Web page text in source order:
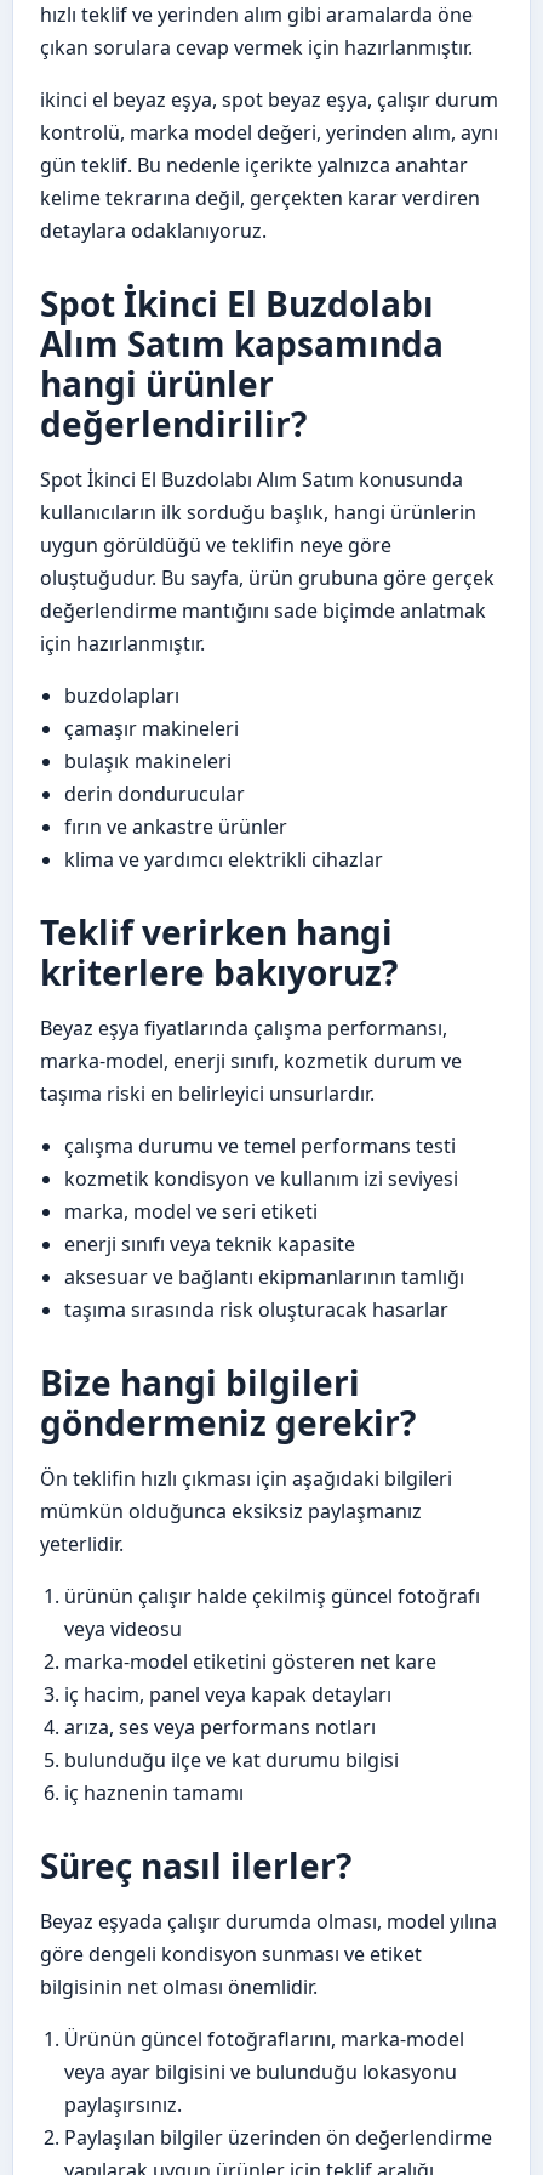
hızlı teklif ve yerinden alım gibi aramalarda öne
çıkan sorulara cevap vermek için hazırlanmıştır.
ikinci el beyaz eşya, spot beyaz eşya, çalışır durum
kontrolü, marka model değeri, yerinden alım, aynı
gün teklif. Bu nedenle içerikte yalnızca anahtar
kelime tekrarına değil, gerçekten karar verdiren
detaylara odaklanıyoruz.
Spot İkinci El Buzdolabı
Alım Satım kapsamında
hangi ürünler
değerlendirilir?
Spot İkinci El Buzdolabı Alım Satım konusunda
kullanıcıların ilk sorduğu başlık, hangi ürünlerin
uygun görüldüğü ve teklifin neye göre
oluştuğudur. Bu sayfa, ürün grubuna göre gerçek
değerlendirme mantığını sade biçimde anlatmak
için hazırlanmıştır.
buzdolapları
çamaşır makineleri
bulaşık makineleri
derin dondurucular
fırın ve ankastre ürünler
klima ve yardımcı elektrikli cihazlar
Teklif verirken hangi
kriterlere bakıyoruz?
Beyaz eşya fiyatlarında çalışma performansı,
marka-model, enerji sınıfı, kozmetik durum ve
taşıma riski en belirleyici unsurlardır.
çalışma durumu ve temel performans testi
kozmetik kondisyon ve kullanım izi seviyesi
marka, model ve seri etiketi
enerji sınıfı veya teknik kapasite
aksesuar ve bağlantı ekipmanlarının tamlığı
taşıma sırasında risk oluşturacak hasarlar
Bize hangi bilgileri
göndermeniz gerekir?
Ön teklifin hızlı çıkması için aşağıdaki bilgileri
mümkün olduğunca eksiksiz paylaşmanız
yeterlidir.
ürünün çalışır halde çekilmiş güncel fotoğrafı
veya videosu
marka-model etiketini gösteren net kare
iç hacim, panel veya kapak detayları
arıza, ses veya performans notları
bulunduğu ilçe ve kat durumu bilgisi
iç haznenin tamamı
Süreç nasıl ilerler?
Beyaz eşyada çalışır durumda olması, model yılına
göre dengeli kondisyon sunması ve etiket
bilgisinin net olması önemlidir.
Ürünün güncel fotoğraflarını, marka-model
veya ayar bilgisini ve bulunduğu lokasyonu
paylaşırsınız.
Paylaşılan bilgiler üzerinden ön değerlendirme